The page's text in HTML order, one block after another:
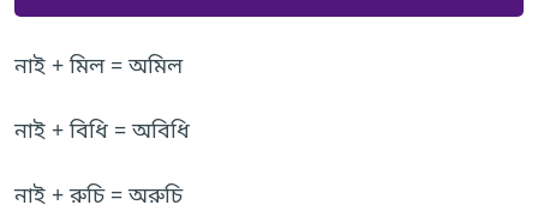
নাই + মিল = অমিল
নাই + বিধি = অবিধি
নাই + রুচি = অরুচি